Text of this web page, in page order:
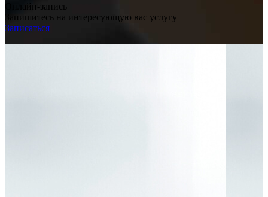
Онлайн-запись
Запишитесь на интересующую вас услугу
Записаться